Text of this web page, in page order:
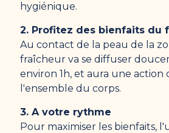
hygiénique.
2. Profitez des bienfaits du
Au contact de la peau de la
fraîcheur va se diffuser
environ 1h, et aura une action
l'ensemble du corps.
3. A votre rythme
Pour maximiser les bienfaits,